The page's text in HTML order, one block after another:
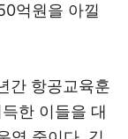
억원을 아낄
간 항공교육훈
한 이들을 대